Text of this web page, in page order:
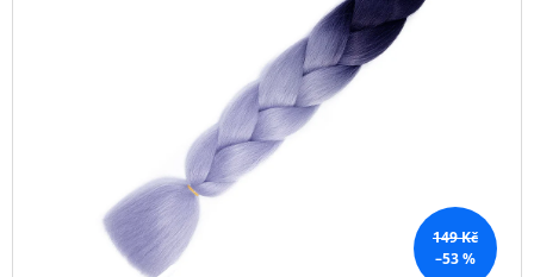
149 Kč
–53 %